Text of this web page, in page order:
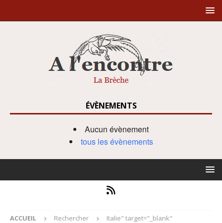
ÉVÈNEMENTS
Aucun évènement
tous les évènements
ACCUEIL Rechercher
Italie" target="_blank"